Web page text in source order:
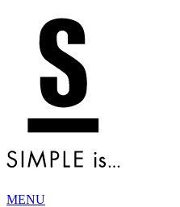
MENU